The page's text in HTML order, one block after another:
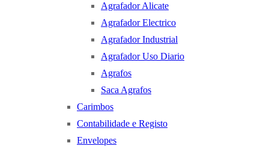
Agrafador Alicate
Agrafador Electrico
Agrafador Industrial
Agrafador Uso Diario
Agrafos
Saca Agrafos
Carimbos
Contabilidade e Registo
Envelopes